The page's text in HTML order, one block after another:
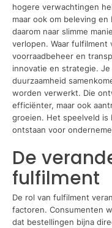
hogere verwachtingen
maar ook om beleving
daarom naar slimme
verlopen. Waar fulfilment
voorraadbeheer en
innovatie en strategie.
duurzaamheid
worden verwerkt. Die
efficiënter, maar ook
groeien. Het speelveld is
ontstaan voor
De
fulfilment
De rol van fulfilment
factoren. Consumenten
dat bestellingen bijna